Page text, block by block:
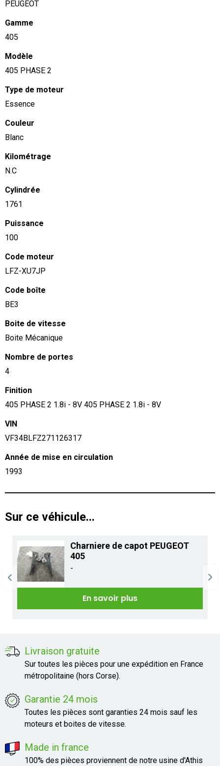
PEUGEOT
Gamme
405
Modèle
405 PHASE 2
Type de moteur
Essence
Couleur
Blanc
Kilométrage
N.C
Cylindrée
1761
Puissance
100
Code moteur
LFZ-XU7JP
Code boîte
BE3
Boite de vitesse
Boite Mécanique
Nombre de portes
4
Finition
405 PHASE 2 1.8i - 8V 405 PHASE 2 1.8i - 8V
VIN
VF34BLFZ271126317
Année de mise en circulation
1993
Sur ce véhicule...
Charniere de capot PEUGEOT
405
-
En savoir plus
Livraison gratuite
Sur toutes les pièces pour une expédition en France
métropolitaine (hors Corse).
Garantie 24 mois
Toutes les pièces sont garanties 24 mois sauf les
moteurs et boites de vitesse.
Made in france
100% des pièces proviennent de notre usine d'Athis